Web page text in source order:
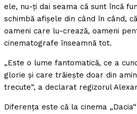
ele, nu-ţi dai seama că sunt încă
schimbă afişele din când în când,
oameni care lu-crează, oameni
cinematografe înseamnă tot.
„Este o lume fantomatică, ce a
glorie şi care trăieşte doar din
trecute“, a declarat regizorul
Diferenţa este că la cinema